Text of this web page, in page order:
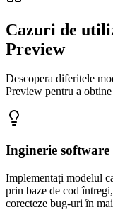
Cazuri de
Preview
Descopera diferitele
Preview pentru a
Inginerie
Implementați modelul
prin baze de cod
corecteze bug-uri în